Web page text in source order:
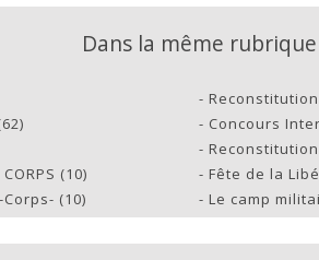
Dans la même rubrique
- Reconstitution
- Concours
- Reconstitution
(10) - Fête de la
(10) - Le camp